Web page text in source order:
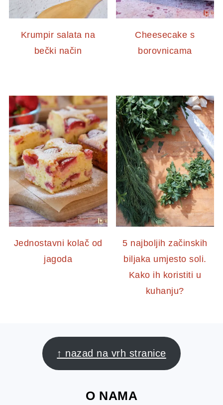
Krumpir salata na
bečki način
Cheesecake s
borovnicama
Jednostavni kolač od
jagoda
5 najboljih začinskih
biljaka umjesto soli.
Kako ih koristiti u
kuhanju?
FOOTER
↑ nazad na vrh stranice
O NAMA